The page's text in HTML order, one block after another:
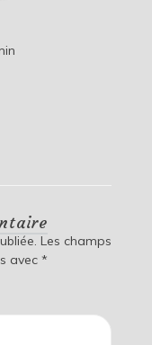
Les champs
avec *